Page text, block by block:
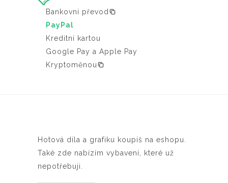
Bankovní převod
PayPal
Kreditní kartou
Google Pay a Apple Pay
Kryptoměnou
Hotová díla a grafiku koupíš na eshopu.
Také zde nabízím vybavení, které už
nepotřebuji.